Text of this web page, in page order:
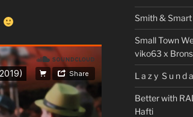
Smith & Smart
Small Town
viko63 x
L a z y S u n d
Better with
Hafti